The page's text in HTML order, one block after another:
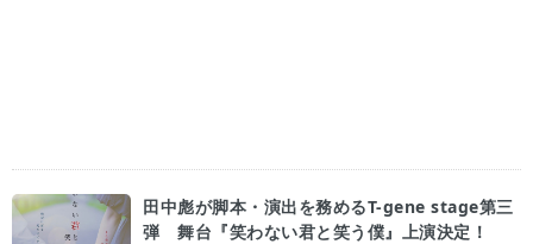
田中彪が脚本・演出を務めるT-gene stage第三
弾 舞台『笑わない君と笑う僕』上演決定！